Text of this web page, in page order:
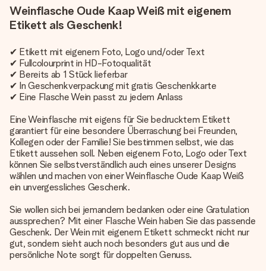
Weinflasche Oude Kaap Weiß mit eigenem
Etikett als Geschenk!
✔ Etikett mit eigenem Foto, Logo und/oder Text
✔ Fullcolourprint in HD-Fotoqualität
✔ Bereits ab 1 Stück lieferbar
✔ In Geschenkverpackung mit gratis Geschenkkarte
✔ Eine Flasche Wein passt zu jedem Anlass
Eine Weinflasche mit eigens für Sie bedrucktem Etikett
garantiert für eine besondere Überraschung bei Freunden,
Kollegen oder der Familie! Sie bestimmen selbst, wie das
Etikett aussehen soll. Neben eigenem Foto, Logo oder Text
können Sie selbstverständlich auch eines unserer Designs
wählen und machen von einer Weinflasche Oude Kaap Weiß
ein unvergessliches Geschenk.
Sie wollen sich bei jemandem bedanken oder eine Gratulation
aussprechen? Mit einer Flasche Wein haben Sie das passende
Geschenk. Der Wein mit eigenem Etikett schmeckt nicht nur
gut, sondern sieht auch noch besonders gut aus und die
persönliche Note sorgt für doppelten Genuss.